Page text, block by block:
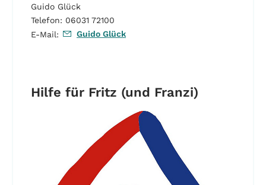
Guido Glück
Telefon: 06031 72100
E-Mail:
Guido Glück
Hilfe für Fritz (und Franzi)